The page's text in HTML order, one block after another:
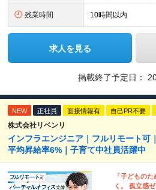
残業時間 10時間以内
求人を見る
掲載終了予定日：
NEW 正社員 面接情報有 自己PR不要
株式会社リベンリ
インフラエンジニア｜フルリモート可
平均昇給率6%｜子育て中社員活躍中
「子どもの
く。 孤立感